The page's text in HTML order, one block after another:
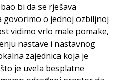
bi da se rješava
govorimo o jednoj ozbiljnoj
vidimo vrlo male pomake,
nastave i nastavnog
zajednica koja je
je uvela besplatne